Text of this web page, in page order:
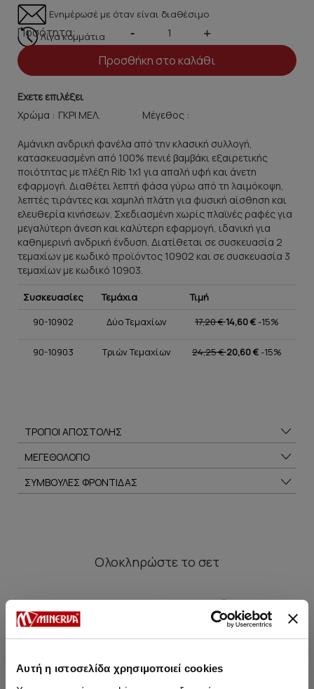
Αυτή η ιστοσελίδα χρησιμοποιεί cookies
Ενημέρωσέ με όταν είναι διαθέσιμο
Λίγα κομμάτια
Ποσότητα: - +
Προσθήκη στο καλάθι
Εχετε επιλέξει
Χρώμα :
Μέγεθος :
Αμάνικη ανδρική φανέλα από την κλασική συλλογή,
κατασκευασμένη από 100% πενιέ βαμβάκι εξαιρετικής
ποιότητας με πλέξη Rib 1x1 για απαλή υφή και άνετη
εφαρμογή. Διαθέτει λεπτή φάσα γύρω από τη λαιμόκοψη,
λεπτές τιράντες και χαμηλή πλάτη για φυσική αίσθηση και
ελευθερία κινήσεων. Σχεδιασμένη χωρίς πλαϊνές ραφές για
μεγαλύτερη άνεση και καλύτερη εφαρμογή, ιδανική για
καθημερινή ανδρική ένδυση. Διατίθεται σε συσκευασία 2
τεμαχίων με κωδικό προϊόντος 10902 και σε συσκευασία 3
τεμαχίων με κωδικό 10903.
Συσκευασίες Τεμάχια
Τιμή
90-10902
Δύο Τεμαχίων 17,20 €14,60 €-15%
90-10903 Τριών Τεμαχίων 24,25 €20,60 €-15%
ΤΡΟΠΟΙ ΑΠΟΣΤΟΛΗΣ
ΜΕΓΕΘΟΛΟΓΙΟ
ΣΥΜΒΟΥΛΕΣ ΦΡΟΝΤΙΔΑΣ
Ολοκληρώστε το σετ